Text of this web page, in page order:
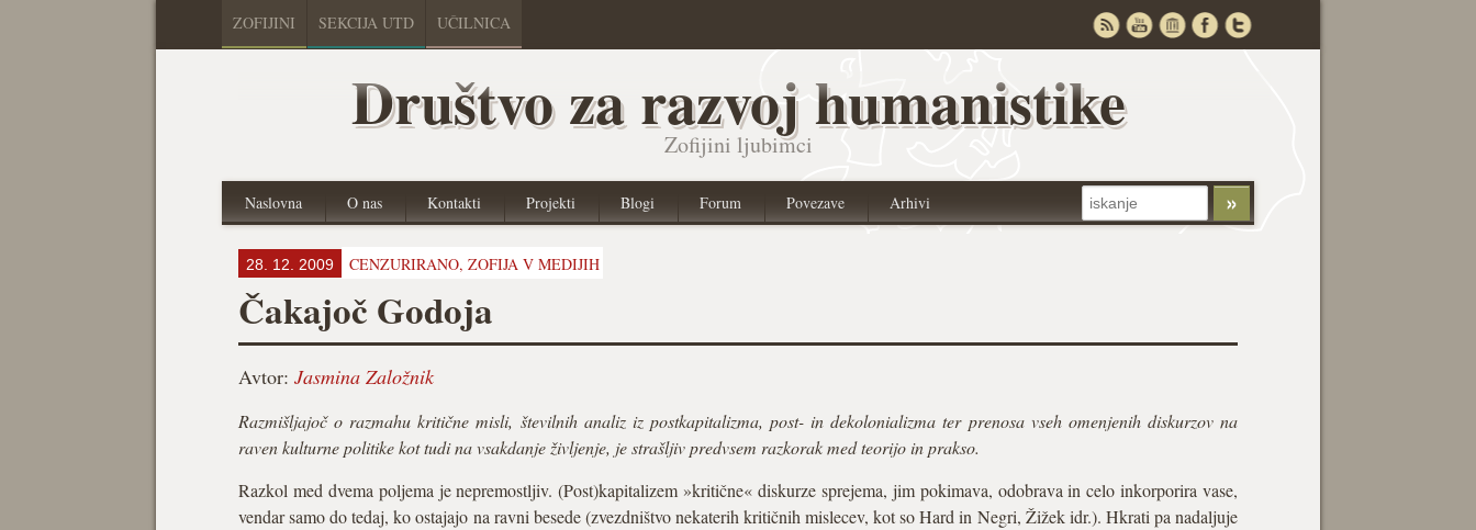
ZOFIJINI SEKCIJA UTD UČILNICA
Društvo za razvoj humanistike
Zofijini ljubimci
Naslovna O nas Kontakti Projekti Blogi Forum Povezave Arhivi
28. 12. 2009 CENZURIRANO, ZOFIJA V MEDIJIH
Čakajoč Godoja
Avtor: Jasmina Založnik
Razmišljajoč o razmahu kritične misli, številnih analiz iz postkapitalizma, post- in dekolonializma ter prenosa vseh omenjenih diskurzov na
raven kulturne politike kot tudi na vsakdanje življenje, je strašljiv predvsem razkorak med teorijo in prakso.
Razkol med dvema poljema je nepremostljiv. (Post)kapitalizem »kritične« diskurze sprejema, jim pokimava, odobrava in celo inkorporira vase,
vendar samo do tedaj, ko ostajajo na ravni besede (zvezdništvo nekaterih kritičnih mislecev, kot so Hard in Negri, Žižek idr.). Hkrati pa nadaljuje